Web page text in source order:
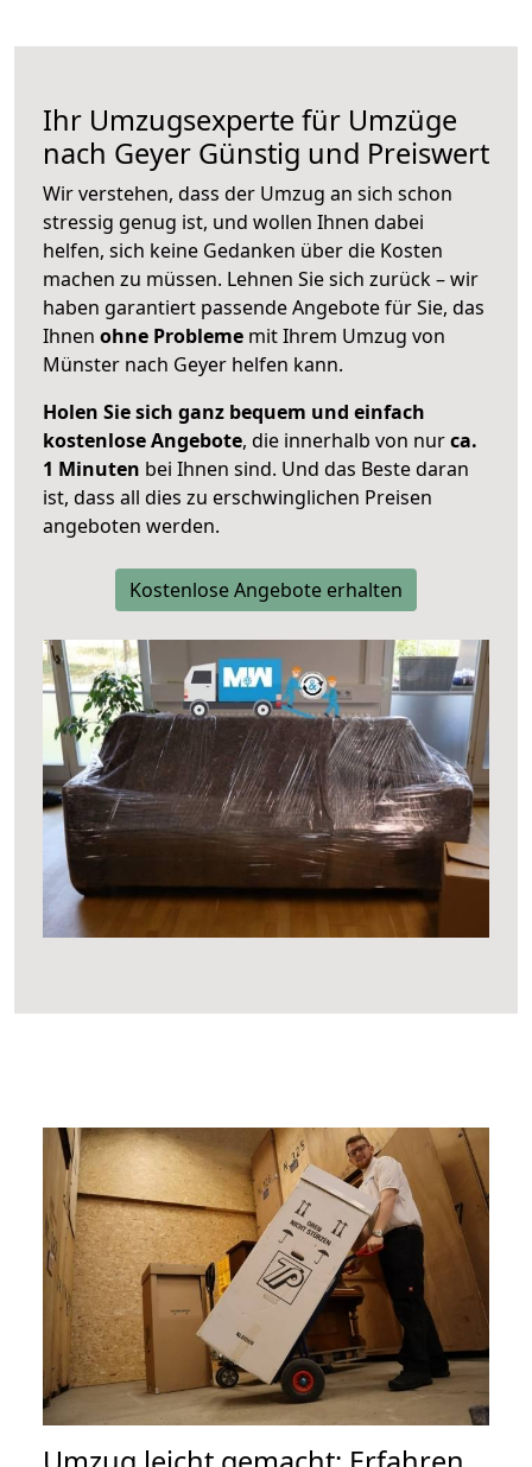
Ihr Umzugsexperte für Umzüge
nach Geyer Günstig und Preiswert
Wir verstehen, dass der Umzug an sich schon
stressig genug ist, und wollen Ihnen dabei
helfen, sich keine Gedanken über die Kosten
machen zu müssen. Lehnen Sie sich zurück – wir
haben garantiert passende Angebote für Sie, das
Ihnen ohne Probleme mit Ihrem Umzug von
Münster nach Geyer helfen kann.
Holen Sie sich ganz bequem und einfach
kostenlose Angebote, die innerhalb von nurca.
1 Minuten bei Ihnen sind. Und das Beste daran
ist, dass all dies zu erschwinglichen Preisen
angeboten werden.
Kostenlose Angebote erhalten